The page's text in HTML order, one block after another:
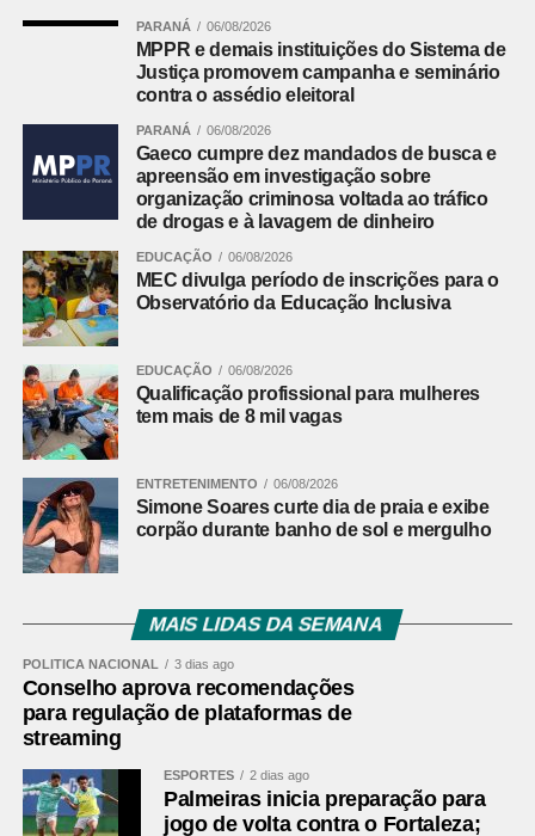
Em atividade desde a década de 1970, a Assomec reúne
os 29 municípios da Região Metropolitana de Curitiba.
São eles Adrianópolis, Agudos do Sul, Almirante
Tamandaré, Araucária, Balsa Nova, Bocaiúva do Sul,
Campina Grande do Sul, Campo do Tenente, Campo
Largo, Campo Magro, Cerro Azul, Colombo, Contenda,
Curitiba, Doutor Ulysses, Fazenda Rio Grande, Itaperuçu,
Lapa, Mandirituba, Piên, Pinhais, Piraquara, Quatro
Barras, Rio Branco do Sul, Rio Negro, São José dos
Pinhais, Quitandinha, Tijucas do Sul e Tunas do Paraná.
Aí moram cerca de 3,6 milhões de pessoas, o que
representa perto de 40% da população paranaense.
Leia mais:
PF combate divulgação de
pornografia infantil na internet
Participam da assembleia que escolheu os novos
dirigentes da Assomec o secretário da Casa Civil, João
Carlos Ortega, representando o governador Ratinho
deputados estaduais Requião Filho, Mauro Moraes e
Camila Mileke Scucato; o presidente da Associação dos
Municípios do Paraná (AMP), Edimar Santos; e o
secretário municipal extraordinário da Região
autoridades municipais.
PARANÁ 06/08/2026
MPPR e demais instituições do Sistema de
Justiça promovem campanha e seminário
contra o assédio eleitoral
PARANÁ 06/08/2026
Gaeco cumpre dez mandados de busca e
apreensão em investigação sobre
organização criminosa voltada ao tráfico
de drogas e à lavagem de dinheiro
EDUCAÇÃO 06/08/2026
MEC divulga período de inscrições para o
Observatório da Educação Inclusiva
EDUCAÇÃO 06/08/2026
Qualificação profissional para mulheres
tem mais de 8 mil vagas
ENTRETENIMENTO 06/08/2026
Simone Soares curte dia de praia e exibe
corpão durante banho de sol e mergulho
MAIS LIDAS DA SEMANA
POLÍTICA NACIONAL 3 dias ago
Conselho aprova recomendações
para regulação de plataformas de
streaming
ESPORTES 2 dias ago
Palmeiras inicia preparação para
jogo de volta contra o Fortaleza;